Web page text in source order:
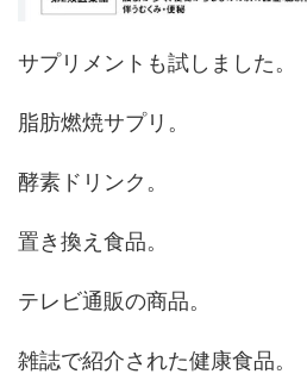
サプリメントも試しました。
脂肪燃焼サプリ。
酵素ドリンク。
置き換え食品。
テレビ通販の商品。
雑誌で紹介された健康食品。